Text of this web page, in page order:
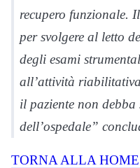
recupero funzionale.
per svolgere al letto
degli esami
all’attività
il paziente non
dell’ospedale”
TORNA ALLA